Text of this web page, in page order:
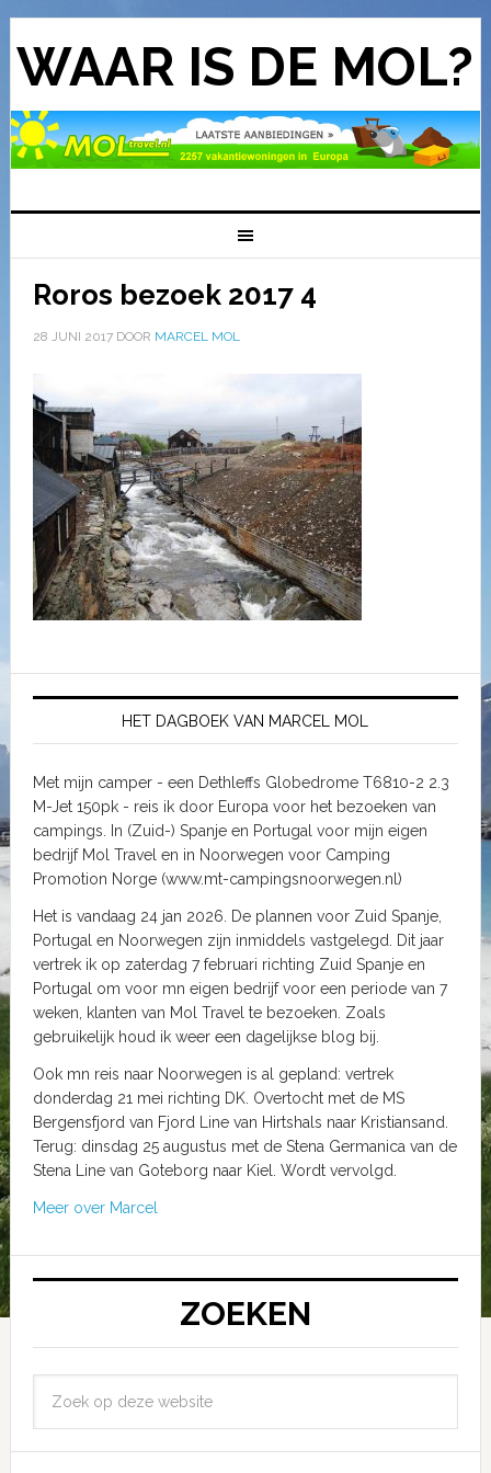
WAAR IS DE MOL?
Roros bezoek 2017 4
28 JUNI 2017DOOR MARCEL MOL
HET DAGBOEK VAN MARCEL MOL
Met mijn camper - een Dethleffs Globedrome T6810-2 2.3
M-Jet 150pk - reis ik door Europa voor het bezoeken van
campings. In (Zuid-) Spanje en Portugal voor mijn eigen
bedrijf Mol Travel en in Noorwegen voor Camping
Promotion Norge (www.mt-campingsnoorwegen.nl)
Het is vandaag 24 jan 2026. De plannen voor Zuid Spanje,
Portugal en Noorwegen zijn inmiddels vastgelegd. Dit jaar
vertrek ik op zaterdag 7 februari richting Zuid Spanje en
Portugal om voor mn eigen bedrijf voor een periode van 7
weken, klanten van Mol Travel te bezoeken. Zoals
gebruikelijk houd ik weer een dagelijkse blog bij.
Ook mn reis naar Noorwegen is al gepland: vertrek
donderdag 21 mei richting DK. Overtocht met de MS
Bergensfjord van Fjord Line van Hirtshals naar Kristiansand.
Terug: dinsdag 25 augustus met de Stena Germanica van de
Stena Line van Goteborg naar Kiel. Wordt vervolgd.
Meer over Marcel
ZOEKEN